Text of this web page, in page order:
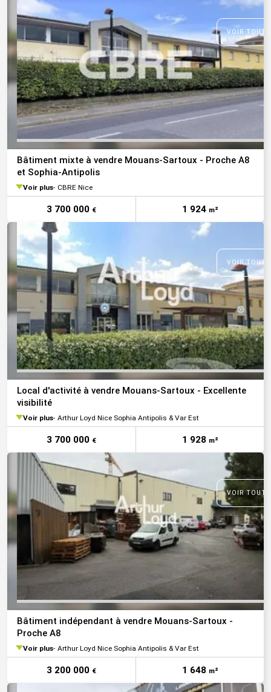
VOIR
Bâtiment mixte à vendre Mouans-Sartoux - Proche A8
et Sophia-Antipolis
Voir plus CBRE Nice
3 700 000 € 1 924 m²
VOIR
Local d'activité à vendre Mouans-Sartoux - Excellente
visibilité
Voir plus Arthur Loyd Nice Sophia Antipolis & Var Est
3 700 000 € 1 928 m²
VOIR
Bâtiment indépendant à vendre Mouans-Sartoux -
Proche A8
Voir plus Arthur Loyd Nice Sophia Antipolis & Var Est
3 200 000 € 1 648 m²